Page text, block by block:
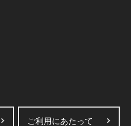
ご利用にあたって